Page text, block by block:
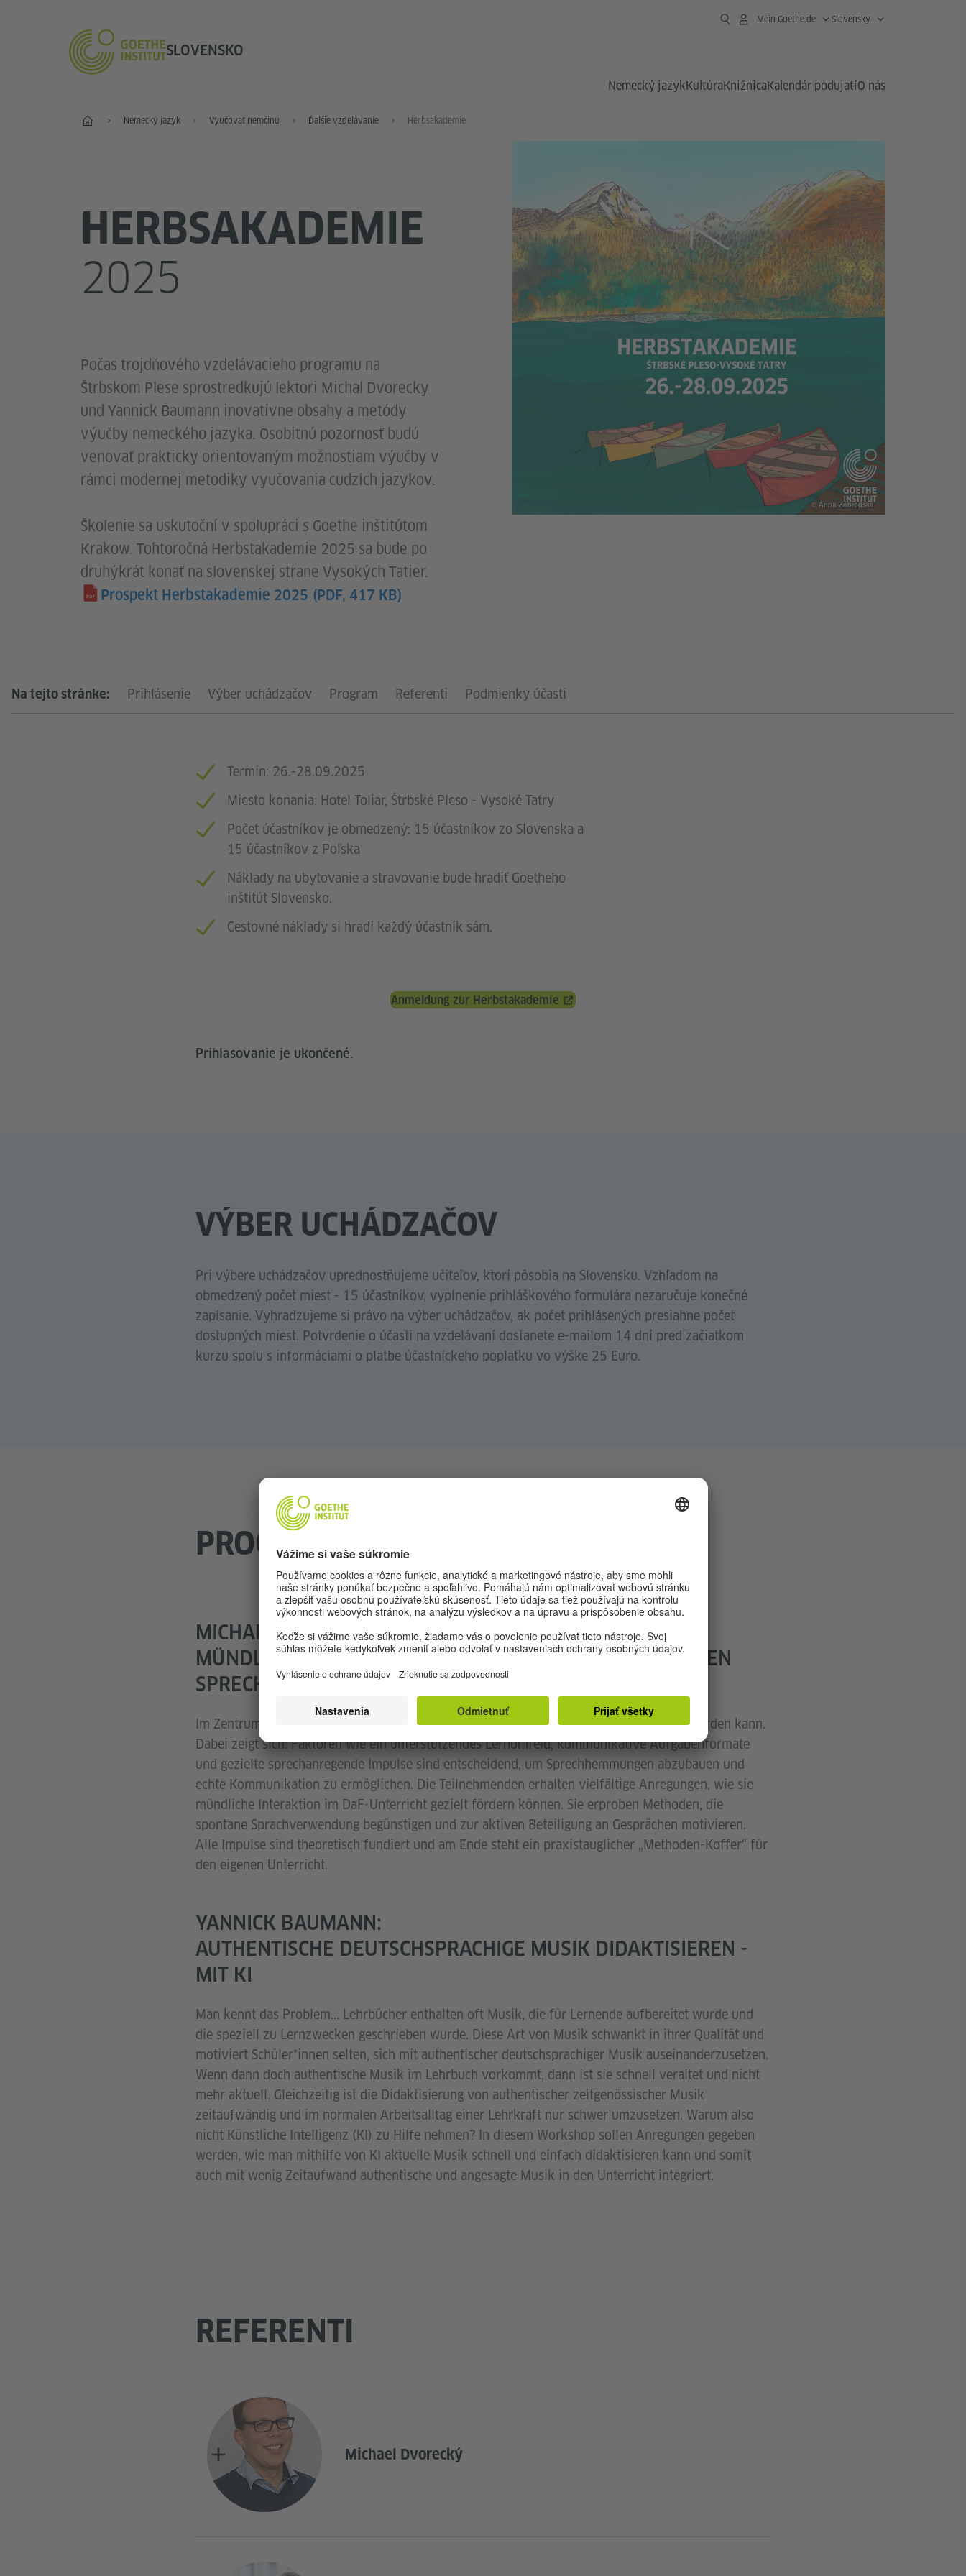
SLOVENSKO
Mein Goethe.de Slovensky
Nemecký jazykKultúraKnižnicaKalendár podujatíO nás
Štart Nemecký jazyk Vyučovať nemčinu Ďalšie vzdelávanie Herbsakademie
HERBSAKADEMIE
2025
Počas trojdňového vzdelávacieho programu na
Štrbskom Plese sprostredkujú lektori Michal Dvorecky
und Yannick Baumann inovatívne obsahy a metódy
výučby nemeckého jazyka. Osobitnú pozornosť budú
venovať prakticky orientovaným možnostiam výučby v
rámci modernej metodiky vyučovania cudzích jazykov.
Školenie sa uskutoční v spolupráci s Goethe inštitútom
Krakow. Tohtoročná Herbstakademie 2025 sa bude po
druhýkrát konať na slovenskej strane Vysokých Tatier.
Prospekt Herbstakademie 2025 (PDF, 417 KB)
© Anna Zábrodská
Na tejto stránke: Prihlásenie Výber uchádzačov Program Referenti Podmienky účasti
PRIHLÁSENIE
Termin: 26.-28.09.2025
Miesto konania: Hotel Toliar, Štrbské Pleso - Vysoké Tatry
Počet účastníkov je obmedzený: 15 účastníkov zo Slovenska a
15 účastníkov z Poľska
Náklady na ubytovanie a stravovanie bude hradiť Goetheho
inštitút Slovensko.
Cestovné náklady si hradí každý účastník sám.
Anmeldung zur Herbstakademie
Prihlasovanie je ukončené.
VÝBER UCHÁDZAČOV
Pri výbere uchádzačov uprednostňujeme učiteľov, ktorí pôsobia na Slovensku. Vzhľadom na
obmedzený počet miest - 15 účastníkov, vyplnenie prihláškového formulára nezaručuje konečné
zapísanie. Vyhradzujeme si právo na výber uchádzačov, ak počet prihlásených presiahne počet
dostupných miest. Potvrdenie o účasti na vzdelávaní dostanete e-mailom 14 dní pred začiatkom
kurzu spolu s informáciami o platbe účastníckeho poplatku vo výške 25 Euro.
PROGRAM
MICHAL DVORECKÝ:
MÜNDLICHE INTERAKTION FÖRDERN – ANSÄTZE FÜR EINEN
SPRECHORIENTIERTEN DAF-UNTERRICHT
Im Zentrum des Workshops steht die Frage, wie sprechorientierter Unterricht gestaltet werden kann.
Dabei zeigt sich: Faktoren wie ein unterstützendes Lernumfeld, kommunikative Aufgabenformate
und gezielte sprechanregende Impulse sind entscheidend, um Sprechhemmungen abzubauen und
echte Kommunikation zu ermöglichen. Die Teilnehmenden erhalten vielfältige Anregungen, wie sie
mündliche Interaktion im DaF-Unterricht gezielt fördern können. Sie erproben Methoden, die
spontane Sprachverwendung begünstigen und zur aktiven Beteiligung an Gesprächen motivieren.
Alle Impulse sind theoretisch fundiert und am Ende steht ein praxistauglicher „Methoden-Koffer“ für
den eigenen Unterricht.
YANNICK BAUMANN:
AUTHENTISCHE DEUTSCHSPRACHIGE MUSIK DIDAKTISIEREN -
MIT KI
Man kennt das Problem... Lehrbücher enthalten oft Musik, die für Lernende aufbereitet wurde und
die speziell zu Lernzwecken geschrieben wurde. Diese Art von Musik schwankt in ihrer Qualität und
motiviert Schüler*innen selten, sich mit authentischer deutschsprachiger Musik auseinanderzusetzen.
Wenn dann doch authentische Musik im Lehrbuch vorkommt, dann ist sie schnell veraltet und nicht
mehr aktuell. Gleichzeitig ist die Didaktisierung von authentischer zeitgenössischer Musik
zeitaufwändig und im normalen Arbeitsalltag einer Lehrkraft nur schwer umzusetzen. Warum also
nicht Künstliche Intelligenz (KI) zu Hilfe nehmen? In diesem Workshop sollen Anregungen gegeben
werden, wie man mithilfe von KI aktuelle Musik schnell und einfach didaktisieren kann und somit
auch mit wenig Zeitaufwand authentische und angesagte Musik in den Unterricht integriert.
REFERENTI
Michael Dvorecký